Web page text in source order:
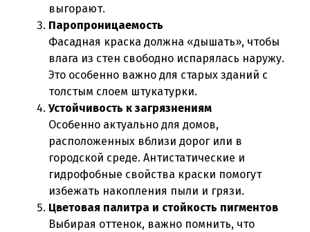
выгорают.
Паропроницаемость
Фасадная краска должна «дышать», чтобы
влага из стен свободно испарялась наружу.
Это особенно важно для старых зданий с
толстым слоем штукатурки.
Устойчивость к загрязнениям
Особенно актуально для домов,
расположенных вблизи дорог или в
городской среде. Антистатические и
гидрофобные свойства краски помогут
избежать накопления пыли и грязи.
Цветовая палитра и стойкость пигментов
Выбирая оттенок, важно помнить, что